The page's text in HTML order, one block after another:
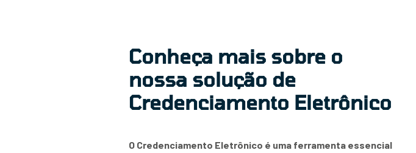
Conheça mais sobre o
nossa solução de
Credenciamento Eletrônico
O Credenciamento Eletrônico é uma ferramenta essencial